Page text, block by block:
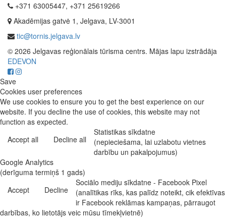
+371 63005447, +371 25619266
Akadēmijas gatvė 1, Jelgava, LV-3001
tic@tornis.jelgava.lv
© 2026 Jelgavas reģionālais tūrisma centrs. Mājas lapu izstrādāja
EDEVON
Save
Cookies user preferences
We use cookies to ensure you to get the best experience on our
website. If you decline the use of cookies, this website may not
function as expected.
Accept all
Decline all
Statistikas sīkdatne
(nepieciešama, lai uzlabotu vietnes
darbību un pakalpojumus)
Google Analytics
(derīguma termiņš 1 gads)
Accept
Decline
Sociālo mediju sīkdatne - Facebook Pixel
(analītikas rīks, kas palīdz noteikt, cik efektīvas
ir Facebook reklāmas kampaņas, pārraugot
darbības, ko lietotājs veic mūsu tīmekļvietnē)